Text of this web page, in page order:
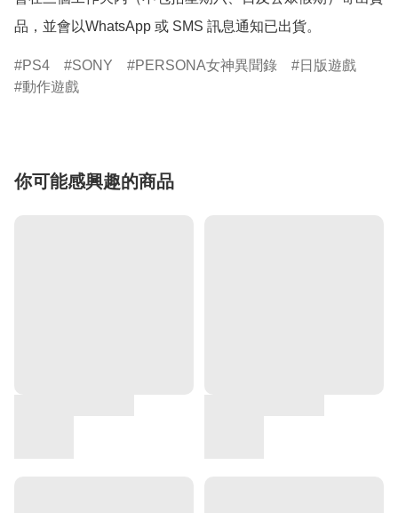
品，並會以WhatsApp 或 SMS 訊息通知已出貨。
PS4 SONY PERSONA女神異聞錄
日版遊戲
動作遊戲
你可能感興趣的商品